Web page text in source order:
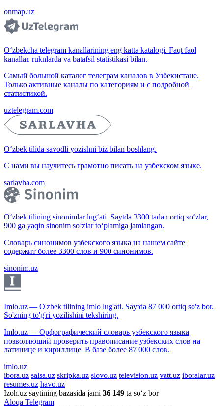
onmap.uz
O‘zbekcha telegram kanallarining eng katta katalogi. Faqt faol
kanallar, ruknlarda va batafsil statistikasi bilan.
Самый большой каталог телеграм каналов в Узбекистане.
Только активные каналы по категориям и с подробной
статистикой.
uztelegram.com
O‘zbek tilida savodli yozishni biz bilan boshlang.
С нами вы научитесь грамотно писать на узбекском языке.
sarlavha.com
O‘zbek tilining sinonimlar lug‘ati. Saytda 3300 tadan ortiq so‘zlar,
900 ga yaqin sinonim so‘zlar to‘plamiga jamlangan.
Словарь синонимов узбекского языка на нашем сайте
содержит более 3300 слов и 900 синонимов.
sinonim.uz
Imlo.uz — O'zbek tilining imlo lug'ati. Saytda 87 000 ortiq so'z bor.
So'zning to'g'ri yozilishini tekshiring.
Imlo.uz — Орфографический словарь узбекского языка
позволяющий проверить правописание узбекских слов на
латинице и кириллице. В базе более 87 000 слов.
imlo.uz
ibora.uz salsa.uz skripka.uz slovo.uz television.uz vatt.uz iboralar.uz
resumes.uz havo.uz
Izoh.uz saytining bazasida jami 36 149 ta so‘z bor
Aloqa Telegram